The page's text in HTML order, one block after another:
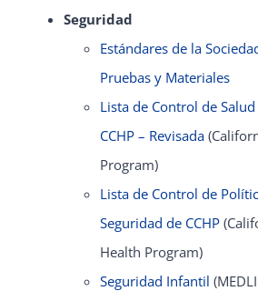
Seguridad
Estándares de la
Pruebas y Materiales
Lista de Control de
CCHP – Revisada
Program)
Lista de Control de
Seguridad de CCHP
Health Program)
Seguridad Infantil